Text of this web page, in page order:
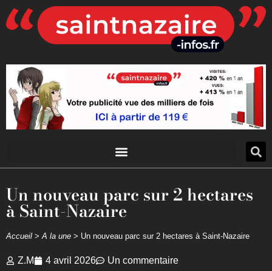
Un nouveau parc sur 2 hectares
à Saint-Nazaire
Accueil >A la une > Un nouveau parc sur 2 hectares à Saint-Nazaire
Z.M 4 avril 2026 Un commentaire